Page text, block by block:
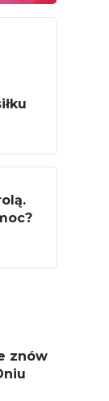
znów
Że
POLSKICH
Badania
– Ziemniaki